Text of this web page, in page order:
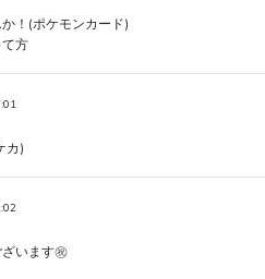
！(ポケモンカード)
方
カ)
います㊗️